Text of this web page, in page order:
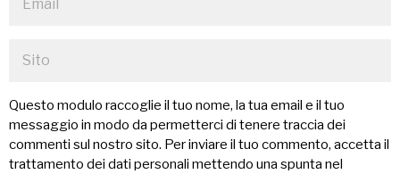
Questo modulo raccoglie il tuo nome, la tua email e il tuo
messaggio in modo da permetterci di tenere traccia dei
commenti sul nostro sito. Per inviare il tuo commento, accetta il
trattamento dei dati personali mettendo una spunta nel